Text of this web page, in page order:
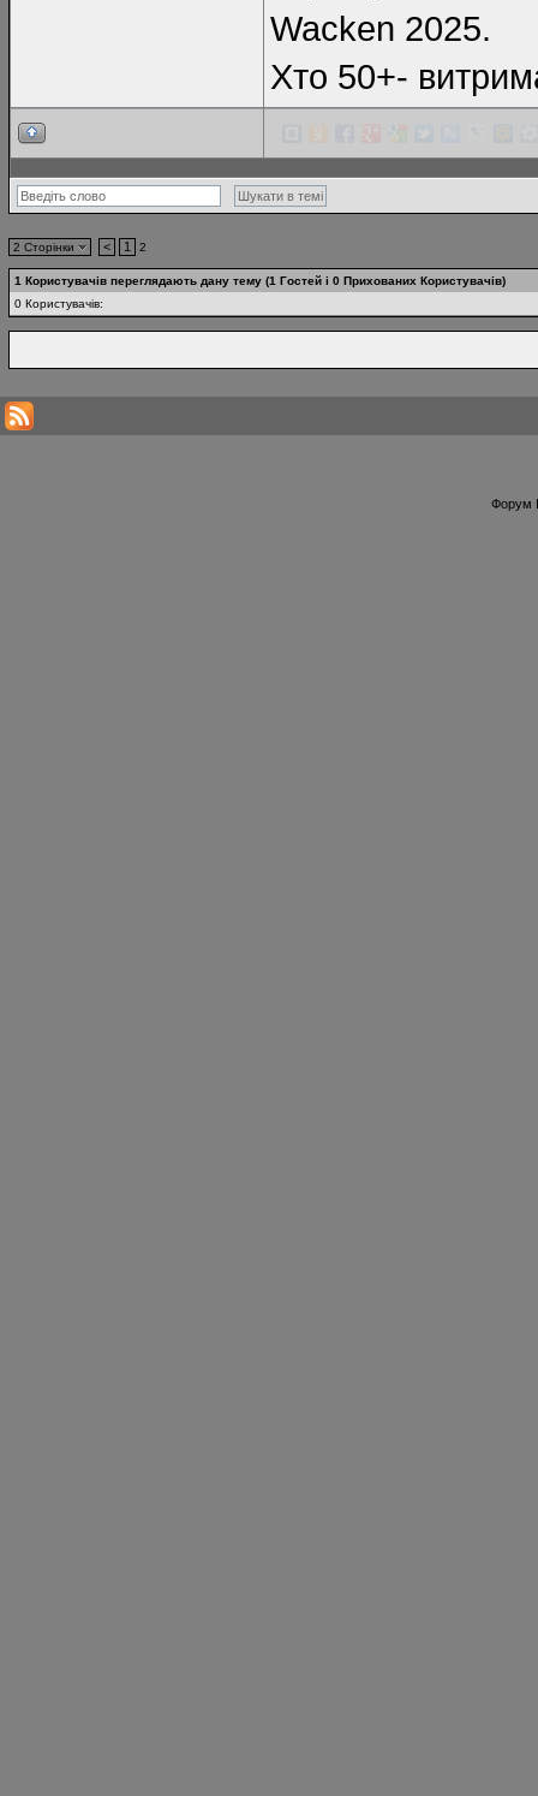
Wacken 2025.
Хто 50+-
2 Сторінки < 1 2
1 Користувачів переглядають дану тему (1 Гостей і 0 Прихованих Користувачів)
0 Користувачів:
Форум